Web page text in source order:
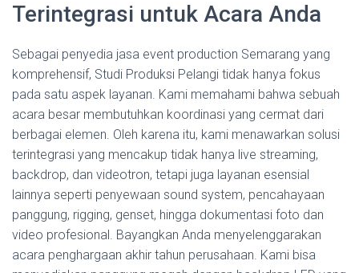
Terintegrasi untuk Acara Anda
Sebagai penyedia jasa event production Semarang yang
komprehensif, Studi Produksi Pelangi tidak hanya fokus
pada satu aspek layanan. Kami memahami bahwa sebuah
acara besar membutuhkan koordinasi yang cermat dari
berbagai elemen. Oleh karena itu, kami menawarkan solusi
terintegrasi yang mencakup tidak hanya live streaming,
backdrop, dan videotron, tetapi juga layanan esensial
lainnya seperti penyewaan sound system, pencahayaan
panggung, rigging, genset, hingga dokumentasi foto dan
video profesional. Bayangkan Anda menyelenggarakan
acara penghargaan akhir tahun perusahaan. Kami bisa